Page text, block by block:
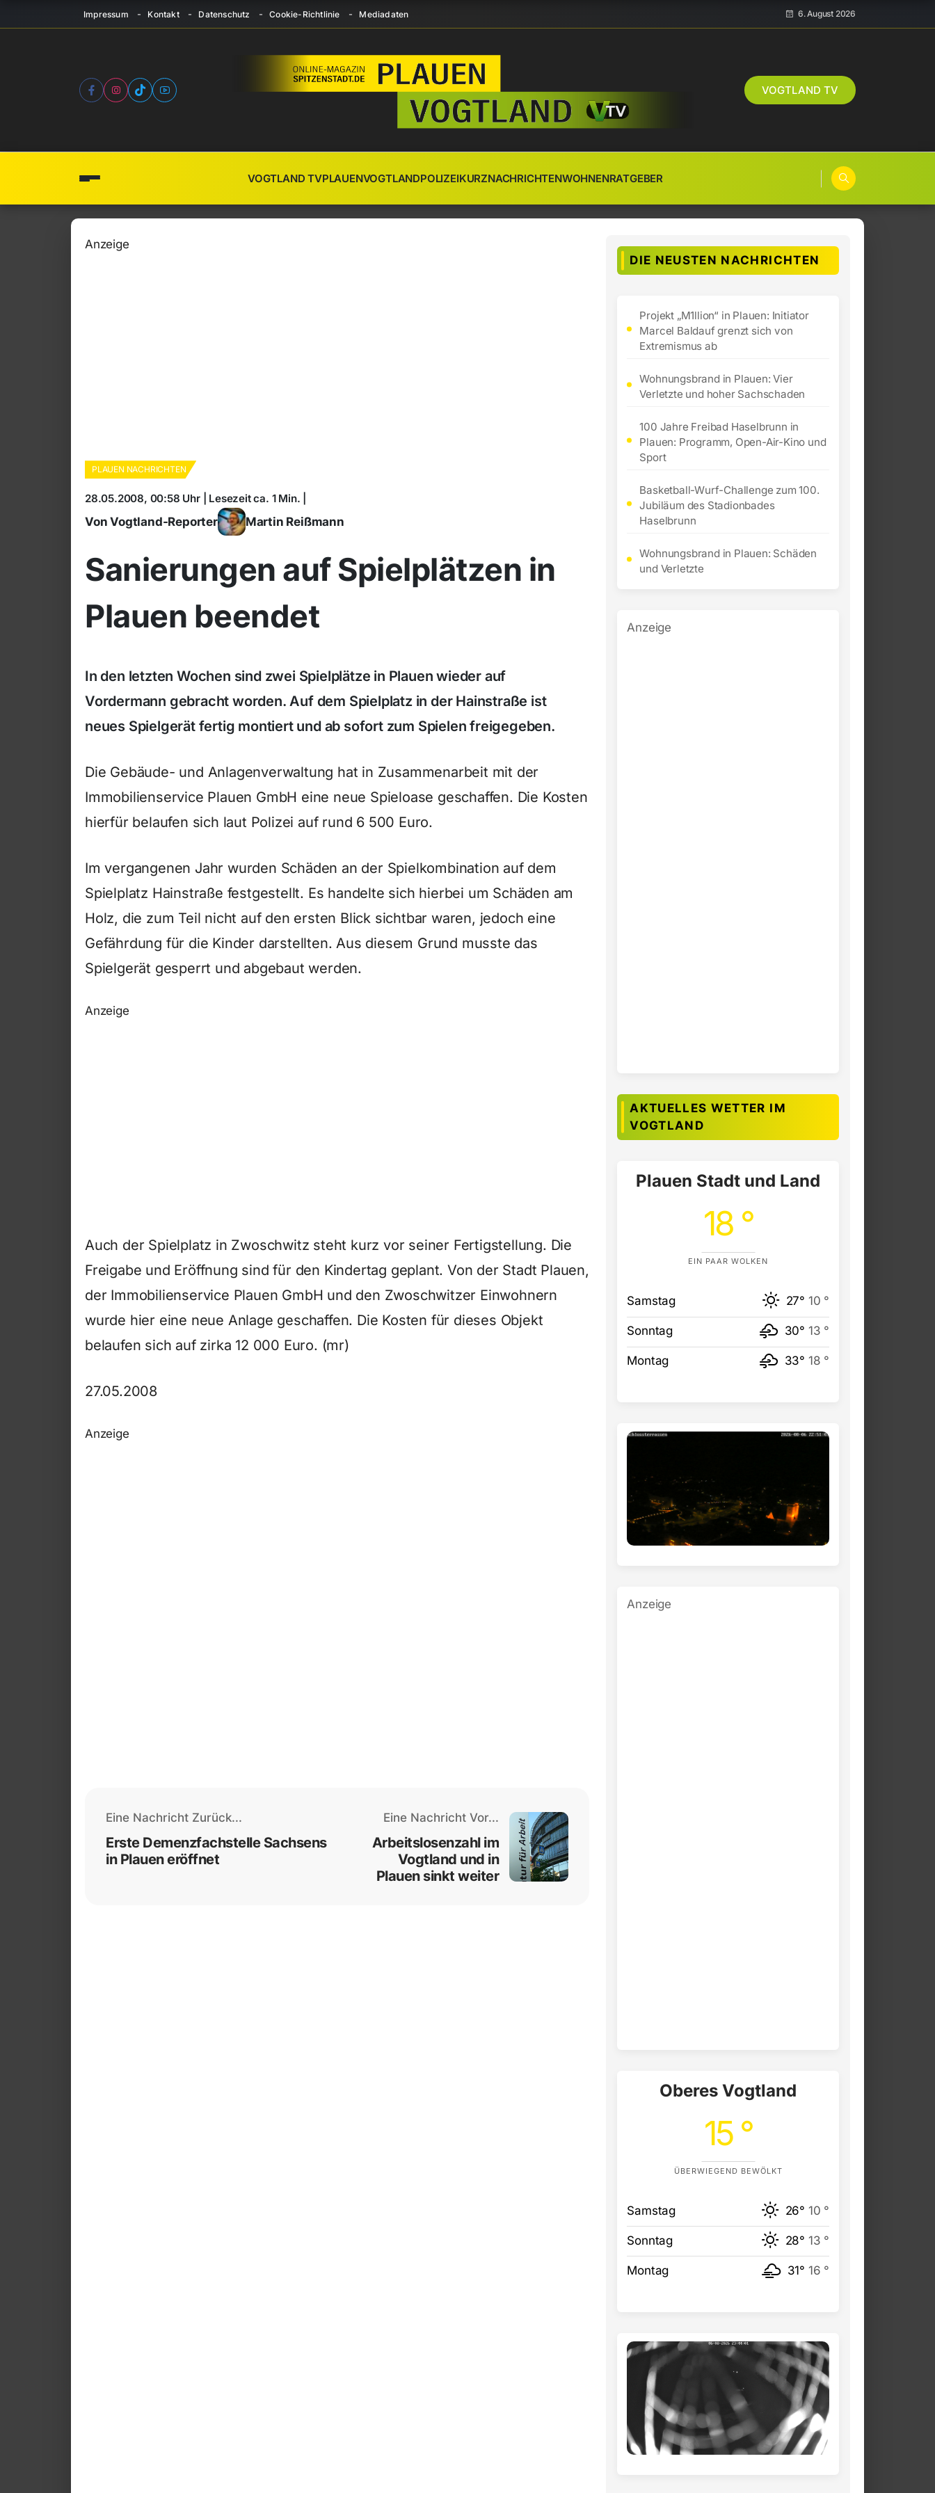
Impressum Kontakt Datenschutz Cookie-Richtlinie Mediadaten 6. August 2026
VOGTLAND TV
VOGTLAND TVPLAUENVOGTLANDPOLIZEIKURZNACHRICHTENWOHNENRATGEBER
Anzeige
PLAUEN NACHRICHTEN
28.05.2008, 00:58 Uhr | Lesezeit ca. 1 Min. |
Von Vogtland-Reporter Martin Reißmann
Sanierungen auf Spielplätzen in
Plauen beendet
In den letzten Wochen sind zwei Spielplätze in Plauen wieder auf
Vordermann gebracht worden. Auf dem Spielplatz in der Hainstraße ist
neues Spielgerät fertig montiert und ab sofort zum Spielen freigegeben.
Die Gebäude- und Anlagenverwaltung hat in Zusammenarbeit mit der
Immobilienservice Plauen GmbH eine neue Spieloase geschaffen. Die Kosten
hierfür belaufen sich laut Polizei auf rund 6 500 Euro.
Im vergangenen Jahr wurden Schäden an der Spielkombination auf dem
Spielplatz Hainstraße festgestellt. Es handelte sich hierbei um Schäden am
Holz, die zum Teil nicht auf den ersten Blick sichtbar waren, jedoch eine
Gefährdung für die Kinder darstellten. Aus diesem Grund musste das
Spielgerät gesperrt und abgebaut werden.
Anzeige
Auch der Spielplatz in Zwoschwitz steht kurz vor seiner Fertigstellung. Die
Freigabe und Eröffnung sind für den Kindertag geplant. Von der Stadt Plauen,
der Immobilienservice Plauen GmbH und den Zwoschwitzer Einwohnern
wurde hier eine neue Anlage geschaffen. Die Kosten für dieses Objekt
belaufen sich auf zirka 12 000 Euro. (mr)
27.05.2008
Anzeige
Eine Nachricht Zurück...
Erste Demenzfachstelle Sachsens
in Plauen eröffnet
Eine Nachricht Vor...
Arbeitslosenzahl im
Vogtland und in
Plauen sinkt weiter
DIE NEUSTEN NACHRICHTEN
Projekt „M1llion“ in Plauen: Initiator
Marcel Baldauf grenzt sich von
Extremismus ab
Wohnungsbrand in Plauen: Vier
Verletzte und hoher Sachschaden
100 Jahre Freibad Haselbrunn in
Plauen: Programm, Open-Air-Kino und
Sport
Basketball-Wurf-Challenge zum 100.
Jubiläum des Stadionbades
Haselbrunn
Wohnungsbrand in Plauen: Schäden
und Verletzte
Anzeige
AKTUELLES WETTER IM
VOGTLAND
Plauen Stadt und Land
18 °
EIN PAAR WOLKEN
Samstag 27° 10 °
Sonntag 30° 13 °
Montag 33° 18 °
Anzeige
Oberes Vogtland
15 °
ÜBERWIEGEND BEWÖLKT
Samstag 26° 10 °
Sonntag 28° 13 °
Montag 31° 16 °